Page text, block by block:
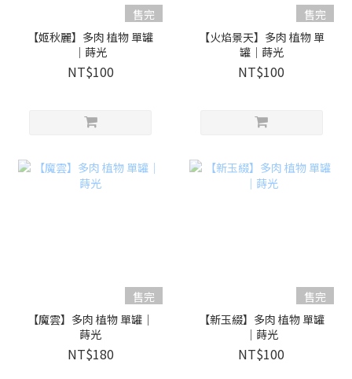
售完
【姬秋麗】多肉 植物 單罐
｜蒔光
NT$100
售完
【火焰景天】多肉 植物 單
罐｜蒔光
NT$100
售完
【魔雲】多肉 植物 單罐｜
蒔光
NT$180
售完
【新玉綴】多肉 植物 單罐
｜蒔光
NT$100